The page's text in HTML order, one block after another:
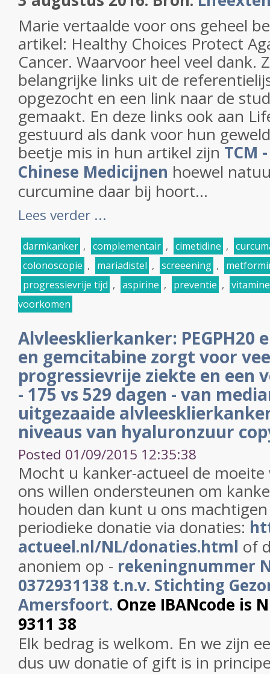
Marie vertaalde voor ons geheel
artikel: Healthy Choices Protect
Cancer. Waarvoor heel veel dank.
belangrijke links uit de
opgezocht en een link naar de
gemaakt. En deze links ook aan
gestuurd als dank voor hun
beetje mis in hun artikel zijn TCM
Chinese Medicijnen hoewel
curcumine daar bij hoort...
Lees verder ...
darmkanker , complementair , cimetidine ,
colonoscopie , mariadistel , screeening ,
progressievrije tijd , aspirine , preventie ,
voorkomen
Alvleesklierkanker: PEGPH20
en gemcitabine zorgt voor
progressievrije ziekte en een
- 175 vs 529 dagen - van
uitgezaaide
niveaus van hyaluronzuur
Posted 01/09/2015 12:35:38
Mocht u kanker-actueel de
ons willen ondersteunen om
houden dan kunt u ons
periodieke donatie via donaties:
actueel.nl/NL/donaties.html of
anoniem op - rekeningnummer
0372931138 t.n.v. Stichting
Amersfoort. Onze IBANcode is
9311 38
Elk bedrag is welkom. En we zijn
dus uw donatie of gift is in